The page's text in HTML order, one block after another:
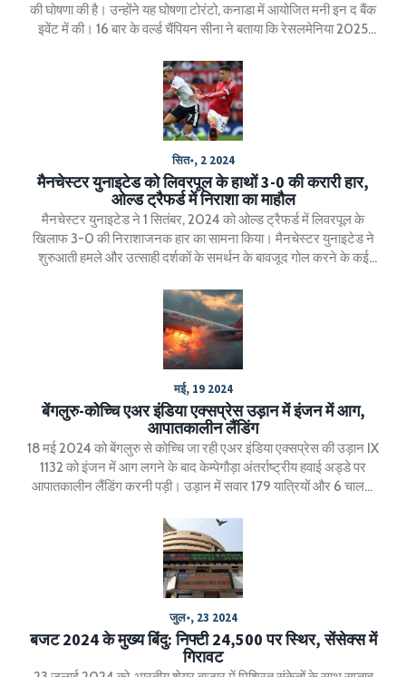
की घोषणा की है। उन्होंने यह घोषणा टोरंटो, कनाडा में आयोजित मनी इन द बैंक
इवेंट में की। 16 बार के वर्ल्ड चैंपियन सीना ने बताया कि रेसलमेनिया 2025
पर जाने वाले मंडे नाइट रॉ में भाग लेते रहेंगे।
सित॰, 2 2024
मैनचेस्टर युनाइटेड को लिवरपूल के हाथों 3-0 की करारी हार,
ओल्ड ट्रैफर्ड में निराशा का माहौल
मैनचेस्टर युनाइटेड ने 1 सितंबर, 2024 को ओल्ड ट्रैफर्ड में लिवरपूल के
खिलाफ 3-0 की निराशाजनक हार का सामना किया। मैनचेस्टर युनाइटेड ने
शुरुआती हमले और उत्साही दर्शकों के समर्थन के बावजूद गोल करने के कई
शानदार आगाज साबित हुआ, जबकि मैनचेस्टर युनाइटेड के एरिक टेन हाग पर
दबाव बढ़ गया।
मई, 19 2024
बेंगलुरु-कोच्चि एअर इंडिया एक्सप्रेस उड़ान में इंजन में आग,
आपातकालीन लैंडिंग
18 मई 2024 को बेंगलुरु से कोच्चि जा रही एअर इंडिया एक्सप्रेस की उड़ान IX
1132 को इंजन में आग लगने के बाद केम्पेगौड़ा अंतर्राष्ट्रीय हवाई अड्डे पर
आपातकालीन लैंडिंग करनी पड़ी। उड़ान में सवार 179 यात्रियों और 6 चालक
खबर नहीं है।
जुल॰, 23 2024
बजट 2024 के मुख्य बिंदु: निफ्टी 24,500 पर स्थिर, सेंसेक्स में
गिरावट